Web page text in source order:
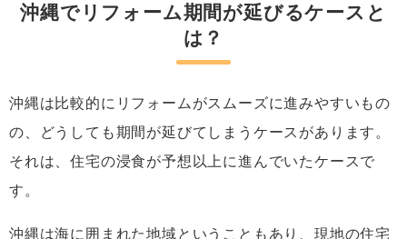
沖縄でリフォーム期間が延びるケースと
は？
沖縄は比較的にリフォームがスムーズに進みやすいもの
の、どうしても期間が延びてしまうケースがあります。
それは、住宅の浸食が予想以上に進んでいたケースで
す。
沖縄は海に囲まれた地域ということもあり、現地の住宅